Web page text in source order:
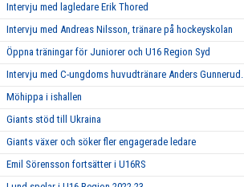
Intervju med lagledare Erik Thored
Intervju med Andreas Nilsson, tränare på hockeyskolan
Öppna träningar för Juniorer och U16 Region Syd
Intervju med C-ungdoms huvudtränare Anders Gunnerud.
Möhippa i ishallen
Giants stöd till Ukraina
Giants växer och söker fler engagerade ledare
Emil Sörensson fortsätter i U16RS